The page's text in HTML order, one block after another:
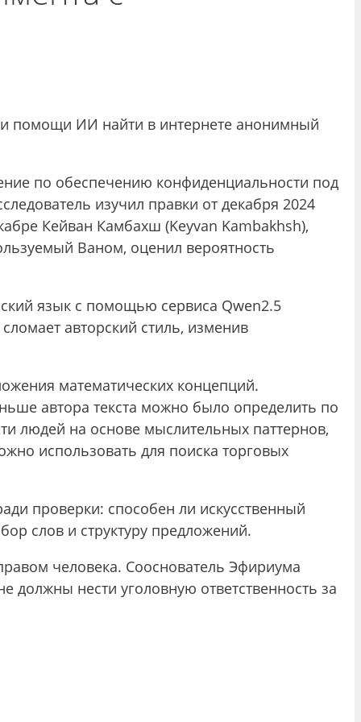
помощи ИИ найти в интернете анонимный
по обеспечению конфиденциальности под
изучил правки от декабря 2024
Кейван Камбахш (Keyvan Kambakhsh),
Ваном, оценил вероятность
язык с помощью сервиса Qwen2.5
авторский стиль, изменив
математических концепций.
автора текста можно было определить по
людей на основе мыслительных паттернов,
использовать для поиска торговых
проверки: способен ли искусственный
слов и структуру предложений.
человека. Сооснователь Эфириума
должны нести уголовную ответственность за